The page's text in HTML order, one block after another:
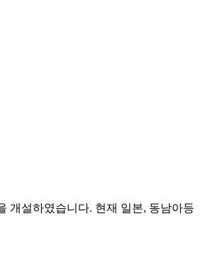
개설하였습니다. 현재 일본, 동남아등